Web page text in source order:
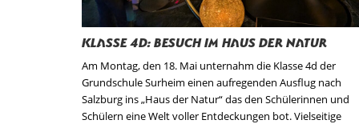
Klasse 4d: Besuch im Haus der Natur
Am Montag, den 18. Mai unternahm die Klasse 4d der
Grundschule Surheim einen aufregenden Ausflug nach
Salzburg ins „Haus der Natur“ das den Schülerinnen und
Schülern eine Welt voller Entdeckungen bot. Vielseitige